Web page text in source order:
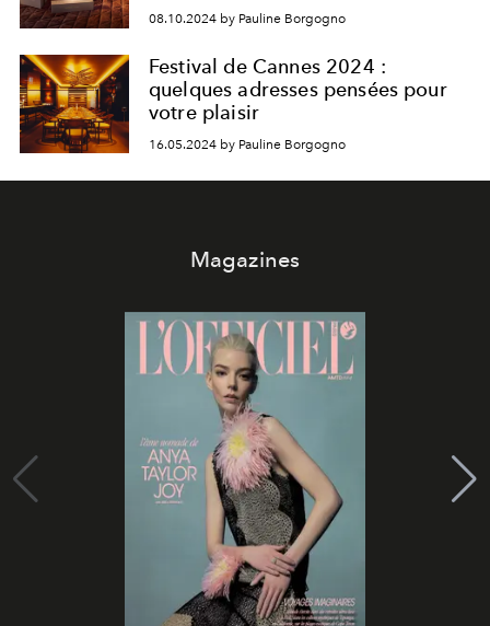
08.10.2024 by Pauline Borgogno
Festival de Cannes 2024 :
quelques adresses pensées pour
votre plaisir
16.05.2024 by Pauline Borgogno
Magazines